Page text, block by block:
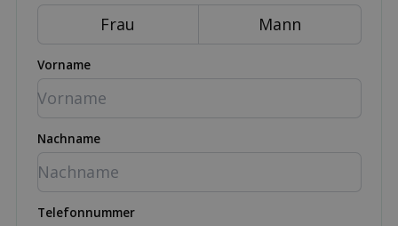
Frau Mann
Vorname
Nachname
Telefonnummer